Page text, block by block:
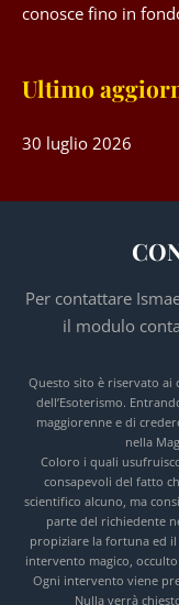
conosce fino in
Ultimo
30 luglio 2026
Per contattare
il modulo
Questo sito è riservato ai
dell’Esoterismo.
maggiorenne e di
nella
Coloro i quali
consapevoli del fatto
scientifico alcuno, ma
parte del richiedente
propiziare la fortuna ed
intervento magico,
Ogni intervento viene
Nulla verrà